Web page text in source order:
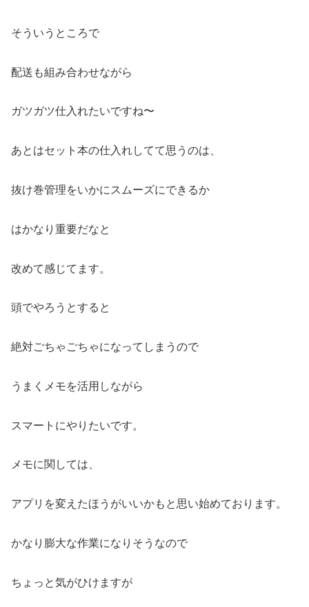
そういうところで
配送も組み合わせながら
ガツガツ仕入れたいですね〜
あとはセット本の仕入れしてて思うのは、
抜け巻管理をいかにスムーズにできるか
はかなり重要だなと
改めて感じてます。
頭でやろうとすると
絶対ごちゃごちゃになってしまうので
うまくメモを活用しながら
スマートにやりたいです。
メモに関しては、
アプリを変えたほうがいいかもと思い始めております。
かなり膨大な作業になりそうなので
ちょっと気がひけますが